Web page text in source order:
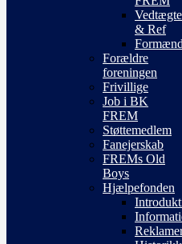
& Ref
Formænd
Forældre
foreningen
Frivillige
Job i BK
FREM
Støttemedlem
Fanejerskab
FREMs Old
Boys
Hjælpefonden